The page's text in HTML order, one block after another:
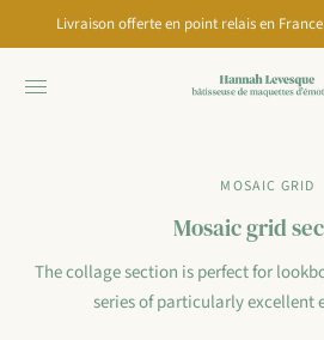
Move to
previous
slide
Livraison offerte en point relais en
MOSAIC GRID
Mosaic grid
The collage section is perfect for
series of particularly excellent